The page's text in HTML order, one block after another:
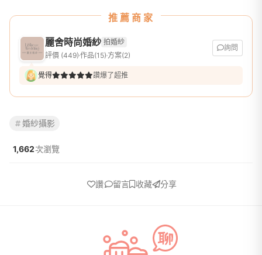
推薦商家
麗舍時尚婚紗 拍婚紗
評價 (449) 作品(15) 方案(2)
詢問
覺得 讚爆了超推
婚紗攝影
1,662次瀏覽
讚 留言 收藏 分享